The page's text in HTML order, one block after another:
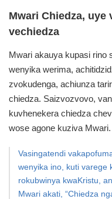
Mwari Chiedza, uye
vechiedza
Mwari akauya kupasi rino
wenyika werima,
zvokudenga, achiunza
chiedza. Saizvozvovo,
kuvhenekera chiedza
wose agone kuziva Mwari.
Vasingatendi
wenyika ino, kuti varege
rokubwinya kwaKristu,
Mwari akati, “Chiedza